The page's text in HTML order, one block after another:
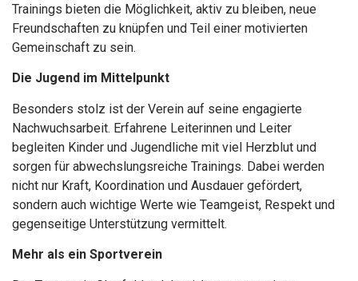
Trainings bieten die Möglichkeit, aktiv zu bleiben, neue
Freundschaften zu knüpfen und Teil einer motivierten
Gemeinschaft zu sein.
Die Jugend im Mittelpunkt
Besonders stolz ist der Verein auf seine engagierte
Nachwuchsarbeit. Erfahrene Leiterinnen und Leiter
begleiten Kinder und Jugendliche mit viel Herzblut und
sorgen für abwechslungsreiche Trainings. Dabei werden
nicht nur Kraft, Koordination und Ausdauer gefördert,
sondern auch wichtige Werte wie Teamgeist, Respekt und
gegenseitige Unterstützung vermittelt.
Mehr als ein Sportverein